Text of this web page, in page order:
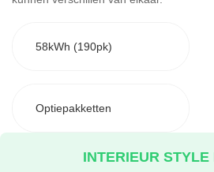
58kWh (190pk)
Optiepakketten
INTERIEUR